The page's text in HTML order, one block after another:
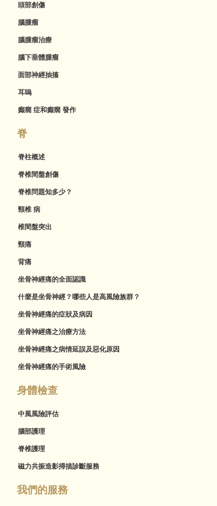
頭部創傷
腦腫瘤
腦腫瘤治療
腦下垂體腫瘤
面部神經抽搐
耳嗚
癲癇 症和癲癇 發作
脊
脊柱概述
脊椎間盤創傷
脊椎問題知多少？
頸椎 病
椎間盤突出
頸痛
背痛
坐骨神經痛的全面認識
什麼是坐骨神經？哪些人是高風險族群？
坐骨神經痛的症狀及病因
坐骨神經痛之治療方法
坐骨神經痛之病情延誤及惡化原因
坐骨神經痛的手術風險
身體檢查
中風風險評估
腦部護理
脊椎護理
磁力共振造影掃描診斷服務
我們的服務